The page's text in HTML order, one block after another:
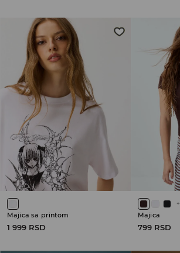
Majica sa printom
1 999 RSD
+
Majica
799 RSD